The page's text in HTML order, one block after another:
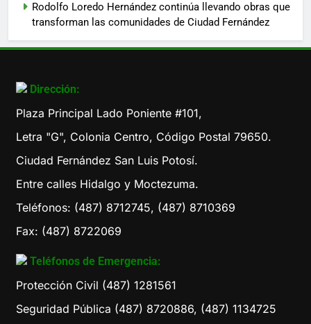
Rodolfo Loredo Hernández continúa llevando obras que
transforman las comunidades de Ciudad Fernández
Dirección:
Plaza Principal Lado Poniente #101,
Letra "G", Colonia Centro, Código Postal 79650.
Ciudad Fernández San Luis Potosí.
Entre calles Hidalgo y Moctezuma.
Teléfonos: (487) 8712745, (487) 8710369
Fax: (487) 8722069
Teléfonos de Emergencia:
Protección Civil (487) 1281561
Seguridad Pública (487) 8720886, (487) 1134725